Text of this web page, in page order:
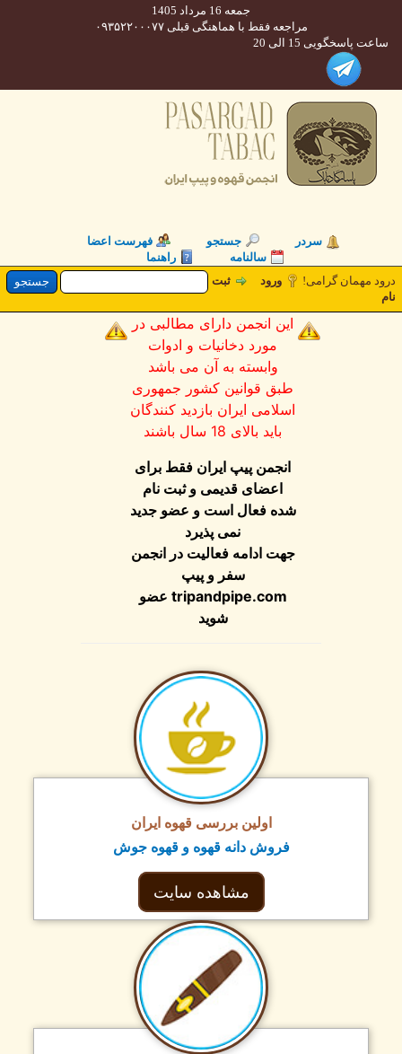
جمعه 16 مرداد 1405
مراجعه فقط با هماهنگی قبلی ۰۹۳۵۲۲۰۰۰۷۷
پاسخگویی 15 الی 20
سردر جستجو
فهرست اعضا
سالنامه
راهنما
مهمان گرامی!
ورود ثبت
این انجمن دارای مطالبی در
مورد دخانیات و ادوات
وابسته به آن می باشد
طبق قوانین کشور جمهوری
اسلامی ایران بازدید کنندگان
باید بالای 18 سال باشند
انجمن پیپ ایران فقط برای
اعضای قدیمی و ثبت نام
شده فعال است و عضو جدید
نمی پذیرد
جهت ادامه فعالیت در انجمن
سفر و پیپ
tripandpipe.comعضو
شوید
اولین بررسی قهوه ایران
فروش دانه قهوه و قهوه جوش
مشاهده سایت